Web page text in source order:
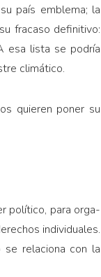
país emblema; la
fracaso definitivo:
esa lista se podría
climático.
quieren poner su
político, para orga­
individua­les.
se relaciona con la